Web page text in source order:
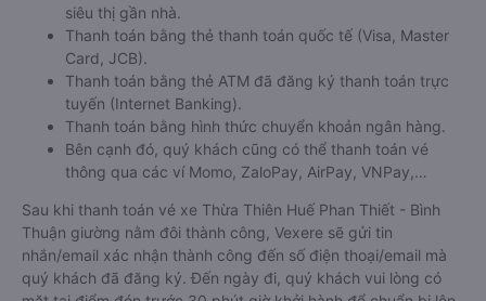
siêu thị gần nhà.
Thanh toán bằng thẻ thanh toán quốc tế (Visa, Master
Card, JCB).
Thanh toán bằng thẻ ATM đã đăng ký thanh toán trực
tuyến (Internet Banking).
Thanh toán bằng hình thức chuyển khoản ngân hàng.
Bên cạnh đó, quý khách cũng có thể thanh toán vé
thông qua các ví Momo, ZaloPay, AirPay, VNPay,…
Sau khi thanh toán vé xe Thừa Thiên Huế Phan Thiết - Bình
Thuận giường nằm đôi thành công, Vexere sẽ gửi tin
nhắn/email xác nhận thành công đến số điện thoại/email mà
quý khách đã đăng ký. Đến ngày đi, quý khách vui lòng có